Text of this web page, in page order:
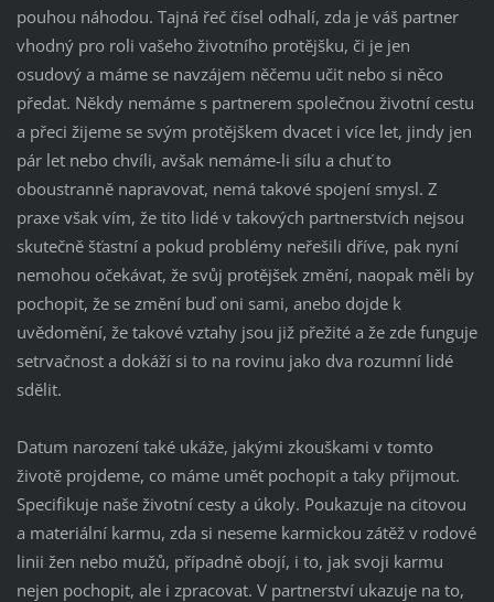
pouhou náhodou. Tajná řeč čísel odhalí, zda je váš partner
vhodný pro roli vašeho životního protějšku, či je jen
osudový a máme se navzájem něčemu učit nebo si něco
předat. Někdy nemáme s partnerem společnou životní cestu
a přeci žijeme se svým protějškem dvacet i více let, jindy jen
pár let nebo chvíli, avšak nemáme-li sílu a chuť to
oboustranně napravovat, nemá takové spojení smysl. Z
praxe však vím, že tito lidé v takových partnerstvích nejsou
skutečně šťastní a pokud problémy neřešili dříve, pak nyní
nemohou očekávat, že svůj protějšek změní, naopak měli by
pochopit, že se změní buď oni sami, anebo dojde k
uvědomění, že takové vztahy jsou již přežité a že zde funguje
setrvačnost a dokáží si to na rovinu jako dva rozumní lidé
sdělit.
Datum narození také ukáže, jakými zkouškami v tomto
životě projdeme, co máme umět pochopit a taky přijmout.
Specifikuje naše životní cesty a úkoly. Poukazuje na citovou
a materiální karmu, zda si neseme karmickou zátěž v rodové
linii žen nebo mužů, případně obojí, i to, jak svoji karmu
nejen pochopit, ale i zpracovat. V partnerství ukazuje na to,